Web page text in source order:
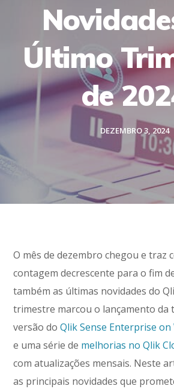
Último
de
DEZEMBRO 3, 2024
O mês de dezembro chegou e traz
contagem decrescente para o fim
também as últimas novidades do
trimestre marcou o lançamento da
versão doQlik Sense Enterprise on
e uma série de melhorias no Qlik
com atualizações mensais. Neste
as principais novidades que